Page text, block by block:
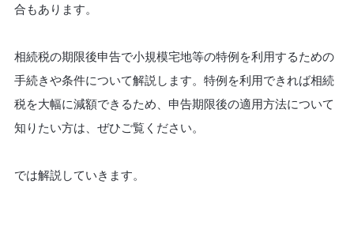
合もあります。
相続税の期限後申告で小規模宅地等の特例を利用するための
手続きや条件について解説します。特例を利用できれば相続
税を大幅に減額できるため、申告期限後の適用方法について
知りたい方は、ぜひご覧ください。
では解説していきます。